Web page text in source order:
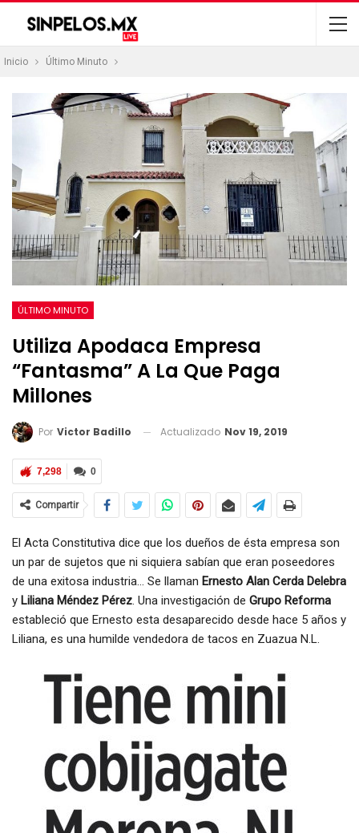
Inicio Último Minuto
ÚLTIMO MINUTO
Utiliza Apodaca Empresa
“Fantasma” A La Que Paga
Millones
Por Victor Badillo Actualizado Nov 19, 2019
0
7,298
Compartir
El Acta Constitutiva dice que los dueños de ésta empresa son
un par de sujetos que ni siquiera sabían que eran poseedores
de una exitosa industria… Se llaman Ernesto Alan Cerda Delebra
y Liliana Méndez Pérez. Una investigación de Grupo Reforma
estableció que Ernesto esta desaparecido desde hace 5 años y
Liliana, es una humilde vendedora de tacos en Zuazua N.L.